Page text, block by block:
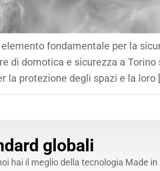
fondamentale per la
di domotica e sicurezza a
la protezione degli spazi e la loro
globali
hai il meglio della tecnologia Made